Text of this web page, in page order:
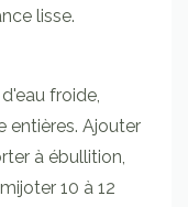
lisse.
froide,
entières. Ajouter
à ébullition,
10 à 12